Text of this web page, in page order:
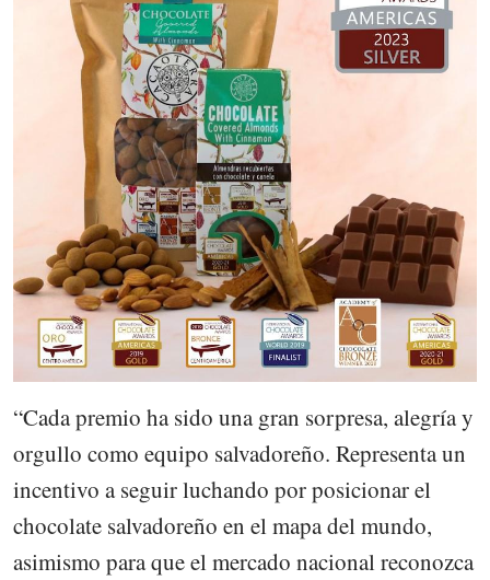
“Cada premio ha sido una gran sorpresa, alegría y
orgullo como equipo salvadoreño. Representa un
incentivo a seguir luchando por posicionar el
chocolate salvadoreño en el mapa del mundo,
asimismo para que el mercado nacional reconozca